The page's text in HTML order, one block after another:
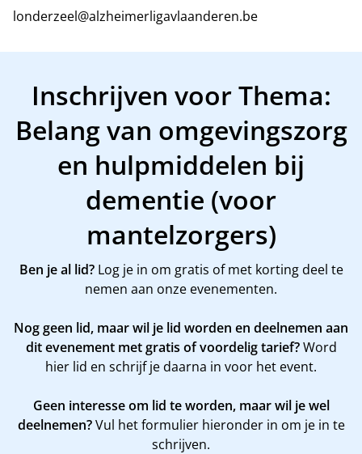
londerzeel@alzheimerligavlaanderen.be
Inschrijven voor Thema:
Belang van omgevingszorg
en hulpmiddelen bij
dementie (voor
mantelzorgers)
Ben je al lid?Log je in om gratis of met korting deel te
nemen aan onze evenementen.
Nog geen lid, maar wil je lid worden en deelnemen aan
dit evenement met gratis of voordelig tarief?Word
hier lid en schrijf je daarna in voor het event.
Geen interesse om lid te worden, maar wil je wel
deelnemen?Vul het formulier hieronder in om je in te
schrijven.